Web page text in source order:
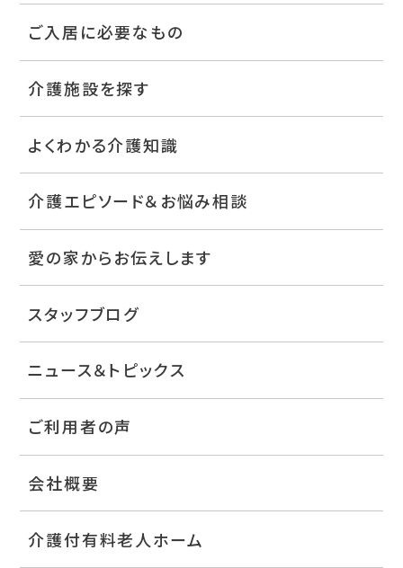
ご入居に必要なもの
介護施設を探す
よくわかる介護知識
介護エピソード＆お悩み相談
愛の家からお伝えします
スタッフブログ
ニュース＆トピックス
ご利用者の声
会社概要
介護付有料老人ホーム